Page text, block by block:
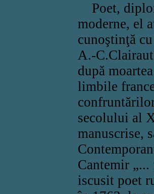
Poet,
moderne, el
cunoştinţă
A.-
după
limbile
secolului al
manuscrise,
Cantemir
iscusit poet